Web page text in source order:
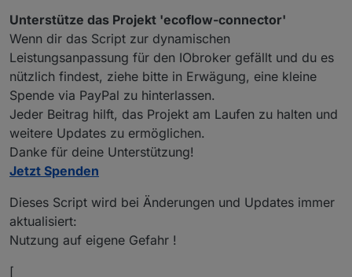
let tempConfigData =
if (typeof tempConfigData !== 'object' &&
tempConfigData =
        }
if (typeof tempConfigData === 'object' &&
if (tempConfigData.email !== undefined)
                ConfigData = tempConfigData;
                //log("wurde geladen als object")
            }
        }
log("Konfiguration wurde nicht geladen: " +
    }
}
Unterstütze das Projekt 'ecoflow-connector'
Wenn dir das Script zur dynamischen
Leistungsanpassung für den IObroker gefällt und du es
nützlich findest, ziehe bitte in Erwägung, eine kleine
Spende via PayPal zu hinterlassen.
Jeder Beitrag hilft, das Projekt am Laufen zu halten und
weitere Updates zu ermöglichen.
Danke für deine Unterstützung!
Jetzt Spenden
Dieses Script wird bei Änderungen und Updates immer
aktualisiert:
Nutzung auf eigene Gefahr !
[